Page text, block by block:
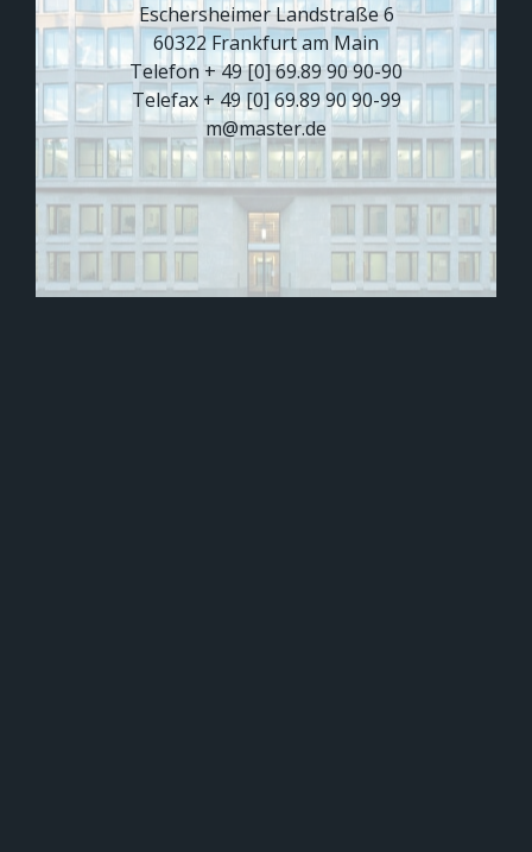
Eschersheimer Landstraße 6
60322 Frankfurt am Main
Telefon + 49 [0] 69.89 90 90-90
Telefax + 49 [0] 69.89 90 90-99
m@master.de